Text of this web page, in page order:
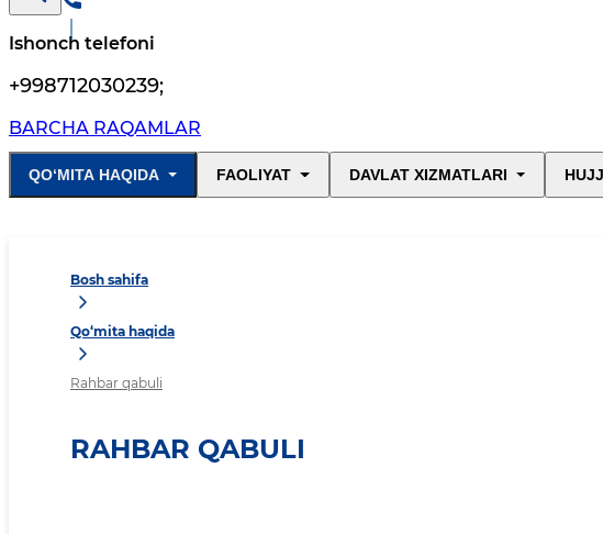
Ishonch telefoni
+998712030239;
BARCHA RAQAMLAR
QO‘MITA HAQIDA FAOLIYAT DAVLAT XIZMATLARI
Bosh sahifa
Qo‘mita haqida
Rahbar qabuli
RAHBAR QABULI